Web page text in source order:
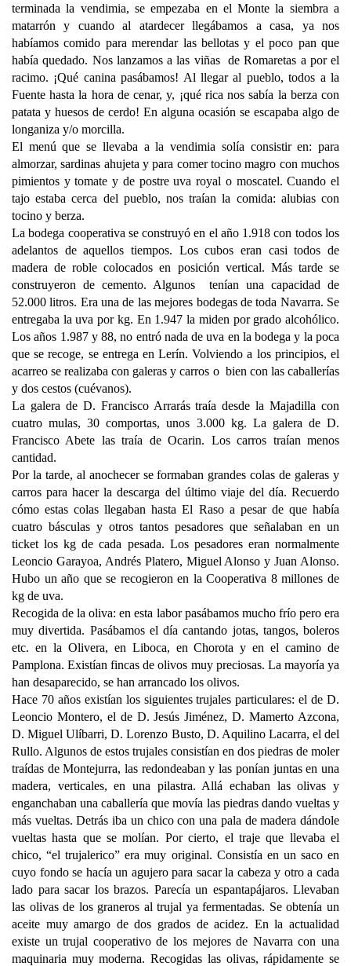
terminada la vendimia, se empezaba en el Monte la siembra a
matarrón y cuando al atardecer llegábamos a casa, ya nos
habíamos comido para merendar las bellotas y el poco pan que
había quedado. Nos lanzamos a las viñas de Romaretas a por el
racimo. ¡Qué canina pasábamos! Al llegar al pueblo, todos a la
Fuente hasta la hora de cenar, y, ¡qué rica nos sabía la berza con
patata y huesos de cerdo! En alguna ocasión se escapaba algo de
longaniza y/o morcilla.
El menú que se llevaba a la vendimia solía consistir en: para
almorzar, sardinas ahujeta y para comer tocino magro con muchos
pimientos y tomate y de postre uva royal o moscatel. Cuando el
tajo estaba cerca del pueblo, nos traían la comida: alubias con
tocino y berza.
La bodega cooperativa se construyó en el año 1.918 con todos los
adelantos de aquellos tiempos. Los cubos eran casi todos de
madera de roble colocados en posición vertical. Más tarde se
construyeron de cemento. Algunos tenían una capacidad de
52.000 litros. Era una de las mejores bodegas de toda Navarra. Se
entregaba la uva por kg. En 1.947 la miden por grado alcohólico.
Los años 1.987 y 88, no entró nada de uva en la bodega y la poca
que se recoge, se entrega en Lerín. Volviendo a los principios, el
acarreo se realizaba con galeras y carros o bien con las caballerías
y dos cestos (cuévanos).
La galera de D. Francisco Arrarás traía desde la Majadilla con
cuatro mulas, 30 comportas, unos 3.000 kg. La galera de D.
Francisco Abete las traía de Ocarin. Los carros traían menos
cantidad.
Por la tarde, al anochecer se formaban grandes colas de galeras y
carros para hacer la descarga del último viaje del día. Recuerdo
cómo estas colas llegaban hasta El Raso a pesar de que había
cuatro básculas y otros tantos pesadores que señalaban en un
ticket los kg de cada pesada. Los pesadores eran normalmente
Leoncio Garayoa, Andrés Platero, Miguel Alonso y Juan Alonso.
Hubo un año que se recogieron en la Cooperativa 8 millones de
kg de uva.
Recogida de la oliva: en esta labor pasábamos mucho frío pero era
muy divertida. Pasábamos el día cantando jotas, tangos, boleros
etc. en la Olivera, en Liboca, en Chorota y en el camino de
Pamplona. Existían fincas de olivos muy preciosas. La mayoría ya
han desaparecido, se han arrancado los olivos.
Hace 70 años existían los siguientes trujales particulares: el de D.
Leoncio Montero, el de D. Jesús Jiménez, D. Mamerto Azcona,
D. Miguel Ulíbarri, D. Lorenzo Busto, D. Aquilino Lacarra, el del
Rullo. Algunos de estos trujales consistían en dos piedras de moler
traídas de Montejurra, las redondeaban y las ponían juntas en una
madera, verticales, en una pilastra. Allá echaban las olivas y
enganchaban una caballería que movía las piedras dando vueltas y
más vueltas. Detrás iba un chico con una pala de madera dándole
vueltas hasta que se molían. Por cierto, el traje que llevaba el
chico, “el trujalerico” era muy original. Consistía en un saco en
cuyo fondo se hacía un agujero para sacar la cabeza y otro a cada
lado para sacar los brazos. Parecía un espantapájaros. Llevaban
las olivas de los graneros al trujal ya fermentadas. Se obtenía un
aceite muy amargo de dos grados de acidez. En la actualidad
existe un trujal cooperativo de los mejores de Navarra con una
maquinaria muy moderna. Recogidas las olivas, rápidamente se